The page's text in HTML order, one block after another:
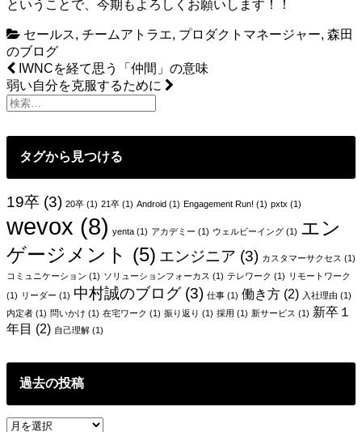
ということで、今期もよろしくお願いします！！
セールス, チームアトラエ, プロダクトマネージャー, 森田
のブログ
投
稿
ビ
ゲ
ー
シ
ョ
ン
IWNCを経て思う「仲間」の意味
弱い自分を克服するために
タグから見つける
19卒 (3) 20卒 (1) 21卒 (1) Android (1) Engagement Run! (1) pxtx (1)
wevox (8) yenta (1) アカデミー (1) ウェルビーイング (1) エン
ゲージメント (5) エンジニア (3) カスタマーサクセス (1)
コミュニケーション (1) ソリューションフォーカス (1) テレワーク (1) リモートワーク
(1) リーダー (1) 中村誠のブログ(3) 仕事 (1) 働き方 (2) 入社理由 (1)
内定者 (1) 問いかけ (1) 在宅ワーク (1) 振り返り (1) 採用 (1) 新サービス (1) 新卒１
年目 (2) 自己理解 (1)
過去の投稿
過